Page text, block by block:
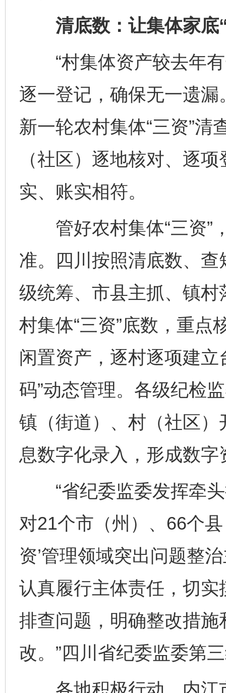
清底数：让集体家底“
“村集体资产较去年有
逐一登记，确保无一遗
新一轮农村集体“三资”
（社区）逐地核对、逐
实、账实相符。
管好农村集体“三资”
准。四川按照清底数、查
级统筹、市县主抓、镇村
村集体“三资”底数，重点
闲置资产，逐村逐项建
码”动态管理。各级纪检
镇（街道）、村（社区）
息数字化录入，形成数字
“省纪委监委发挥牵头
对21个市（州）、66个
资’管理领域突出问题整
认真履行主体责任，切
排查问题，明确整改措
改。”四川省纪委监委第